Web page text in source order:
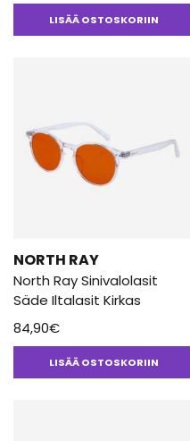
LISÄÄ OSTOSKORIIN
NORTH RAY
North Ray Sinivalolasit
Säde Iltalasit Kirkas
84,90€
LISÄÄ OSTOSKORIIN